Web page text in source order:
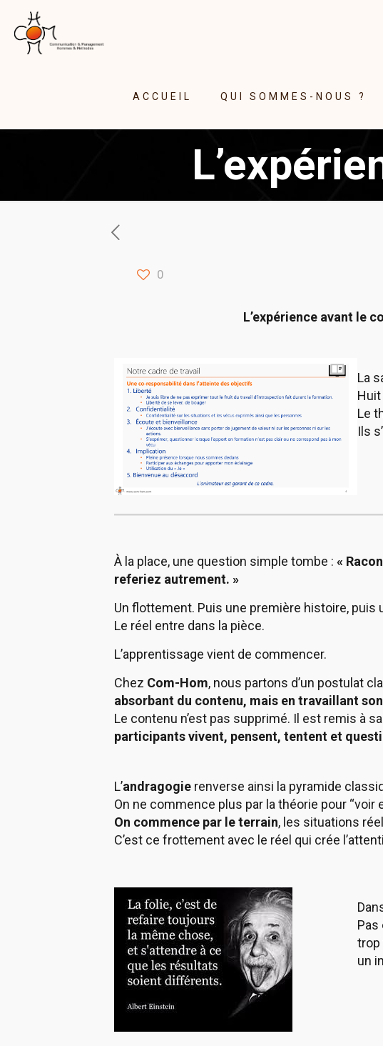
ACCUEIL QUI SOMMES-NOUS ?
0
L’expérience avant le
La
Le
Ils
À la place, une question simple tombe : «
referiez autrement. »
Un flottement. Puis une première histoire, puis
Le réel entre dans la pièce.
L’apprentissage vient de commencer.
Chez Com-Hom, nous partons d’un postulat
absorbant du contenu, mais en travaillant
Le contenu n’est pas supprimé. Il est remis à
participants vivent, pensent, tentent et
L’andragogierenverse ainsi la pyramide
On ne commence plus par la théorie pour “voir
On commence par le terrain, les situations
C’est ce frottement avec le réel qui crée
Pas
trop
un